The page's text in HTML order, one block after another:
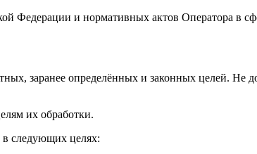
Федерации и нормативных актов Оператора в
заранее определённых и законных целей. Не
их обработки.
в следующих целях: